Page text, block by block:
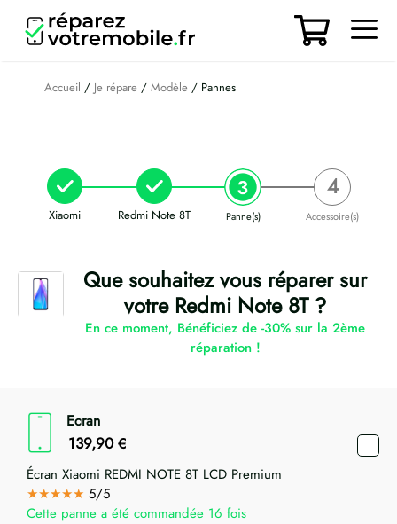
contenu
Accueil / Je répare / Modèle / Pannes
Xiaomi Redmi Note 8T Panne(s) Accessoire(s)
Que souhaitez vous réparer sur
votre Redmi Note 8T ?
En ce moment, Bénéficiez de -30% sur la 2ème
réparation !
Ecran
139,90 €
Écran Xiaomi REDMI NOTE 8T LCD Premium
★★★★★ 5/5
Cette panne a été commandée 16 fois